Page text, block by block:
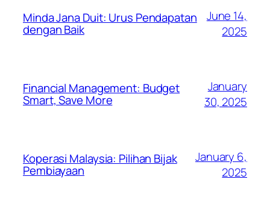
Minda Jana Duit: Urus Pendapatan
dengan Baik
June 14,
2025
Financial Management: Budget
Smart, Save More
January
30, 2025
Koperasi Malaysia: Pilihan Bijak
Pembiayaan
January 6,
2025